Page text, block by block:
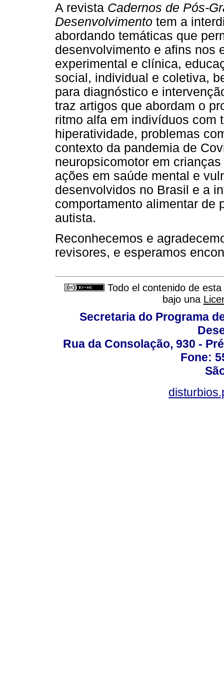
A revista Cadernos de Pós-
Desenvolvimento tem a
abordando temáticas que
desenvolvimento e afins nos
experimental e clínica,
social, individual e coletiva,
para diagnóstico e
traz artigos que abordam o
ritmo alfa em indivíduos com
hiperatividade, problemas
contexto da pandemia de
neuropsicomotor em
ações em saúde mental e
desenvolvidos no Brasil e a
comportamento alimentar de
autista.
Reconhecemos e
revisores, e esperamos
Todo el contenido de
bajo una
Secretaria do Programa
Rua da Consolação, 930 -
Fone: